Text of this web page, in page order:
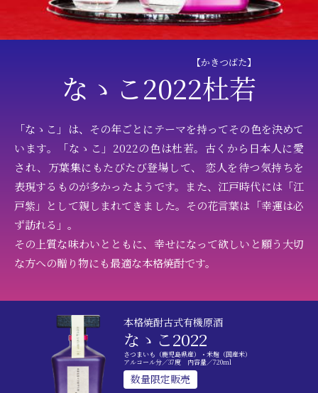
【かきつばた】
なゝこ2022杜若
「なゝこ」は、その年ごとにテーマを持ってその色を決めて
います。「なゝこ」2022の色は杜若。古くから日本人に愛
され、万葉集にもたびたび登場して、 恋人を待つ気持ちを
表現するものが多かったようです。また、江戸時代には「江
戸紫」として親しまれてきました。その花言葉は「幸運は必
ず訪れる」。
その上質な味わいとともに、幸せになって欲しいと願う大切
な方への贈り物にも最適な本格焼酎です。
本格焼酎古式有機原酒
なゝこ2022
さつまいも（鹿児島県産）・米麹（国産米）
アルコール分／37度 内容量／720ml
数量限定販売